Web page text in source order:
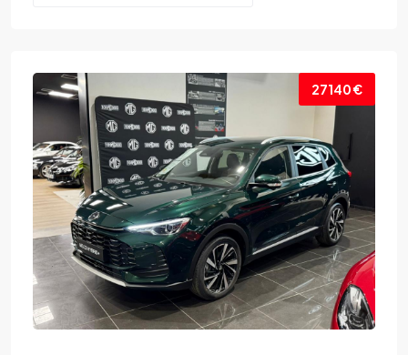
X1
na
GT6
mg3
mgs6
Grandis
R8 Coupé
27140 €